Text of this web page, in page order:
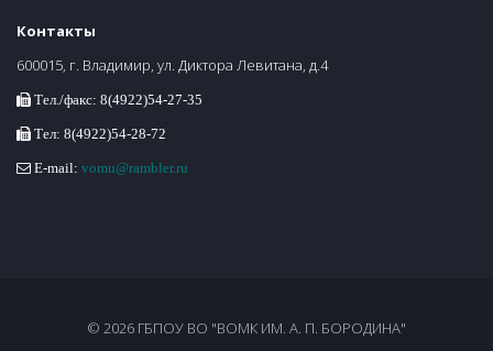
Контакты
600015, г. Владимир, ул. Диктора Левитана, д.4
Тел./факс: 8(4922)54-27-35
Тел: 8(4922)54-28-72
E-mail: vomu@rambler.ru
© 2026 ГБПОУ ВО "ВОМК ИМ. А. П. БОРОДИНА"